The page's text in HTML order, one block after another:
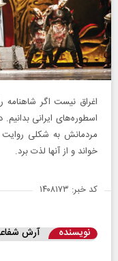
اغراق نیست اگر شاهنامه
اسطوره‌های ایرانی
مردمانش به شکلی
خواند و از آنها لذت برد.
کد خبر: ۱۴۰۸۱۷۳
نویسنده آرش